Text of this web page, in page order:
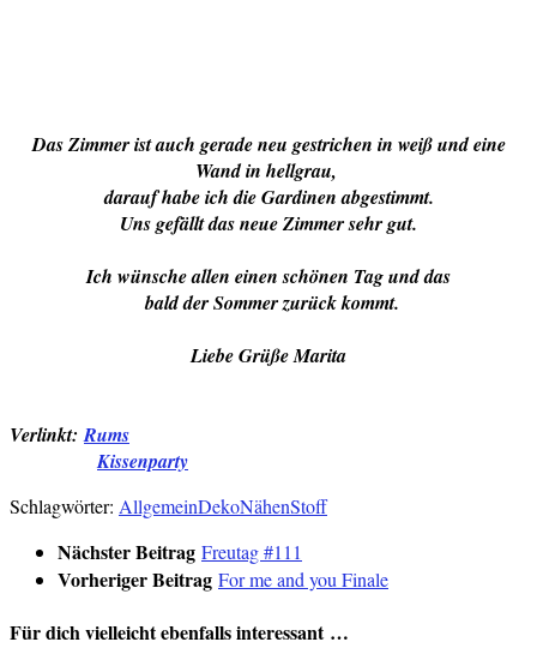
Das Zimmer ist auch gerade neu gestrichen in weiß und eine
Wand in hellgrau,
darauf habe ich die Gardinen abgestimmt.
Uns gefällt das neue Zimmer sehr gut.
Ich wünsche allen einen schönen Tag und das
bald der Sommer zurück kommt.
Liebe Grüße Marita
Verlinkt:Rums
Kissenparty
Schlagwörter: AllgemeinDekoNähenStoff
Nächster Beitrag Freutag #111
Vorheriger Beitrag For me and you Finale
Für dich vielleicht ebenfalls interessant …